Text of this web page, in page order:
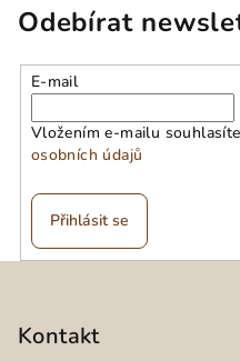
Odebírat
E-mail
Vložením e-mailu
osobních údajů
Přihlásit se
Kontakt